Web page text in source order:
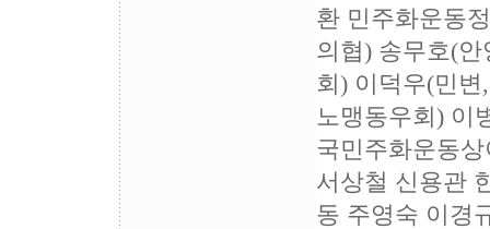
환 민주화운동
의협) 송무호(
회) 이덕우(민
노맹동우회) 이
국민주화운동
서상철 신용관
동 주영숙 이경